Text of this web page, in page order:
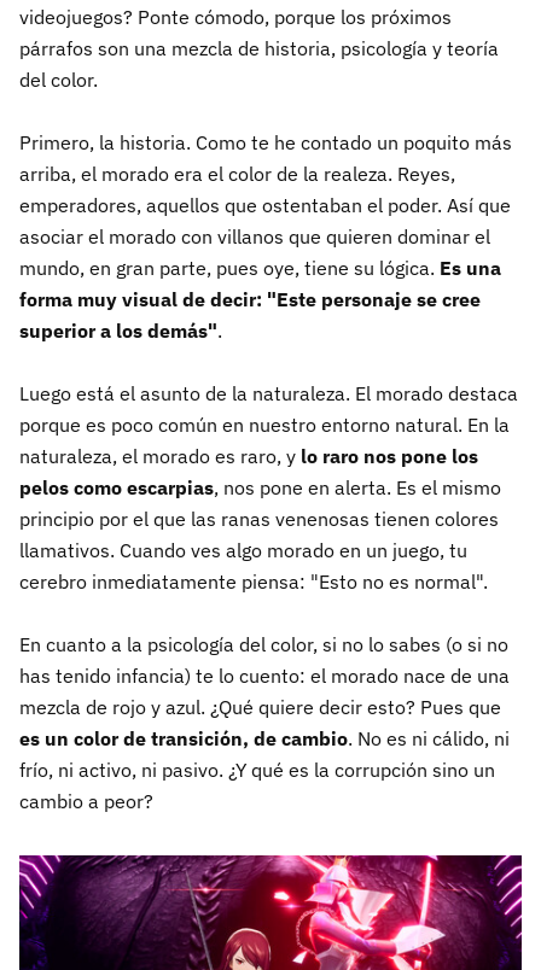
videojuegos? Ponte cómodo, porque los próximos
párrafos son una mezcla de historia, psicología y teoría
del color.
Primero, la historia. Como te he contado un poquito más
arriba, el morado era el color de la realeza. Reyes,
emperadores, aquellos que ostentaban el poder. Así que
asociar el morado con villanos que quieren dominar el
mundo, en gran parte, pues oye, tiene su lógica. Es una
forma muy visual de decir: "Este personaje se cree
superior a los demás".
Luego está el asunto de la naturaleza. El morado destaca
porque es poco común en nuestro entorno natural. En la
naturaleza, el morado es raro, y lo raro nos pone los
pelos como escarpias, nos pone en alerta. Es el mismo
principio por el que las ranas venenosas tienen colores
llamativos. Cuando ves algo morado en un juego, tu
cerebro inmediatamente piensa: "Esto no es normal".
En cuanto a la psicología del color, si no lo sabes (o si no
has tenido infancia) te lo cuento: el morado nace de una
mezcla de rojo y azul. ¿Qué quiere decir esto? Pues que
es un color de transición, de cambio. No es ni cálido, ni
frío, ni activo, ni pasivo. ¿Y qué es la corrupción sino un
cambio a peor?